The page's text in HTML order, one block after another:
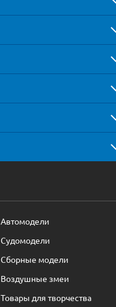
Автомодели
Судомодели
Сборные модели
Воздушные змеи
Товары для творчества